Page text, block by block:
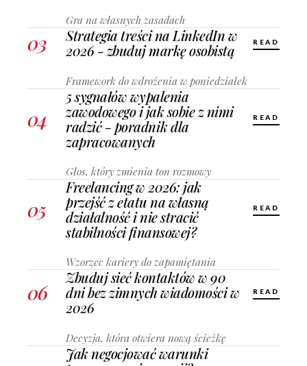
Gra na własnych zasadach
03
Strategia treści na LinkedIn w
2026 - zbuduj markę osobistą
Framework do wdrożenia w poniedziałek
READ
04
5 sygnałów wypalenia
zawodowego i jak sobie z nimi
radzić - poradnik dla
zapracowanych
Głos, który zmienia ton rozmowy
READ
05
Freelancing w 2026: jak
przejść z etatu na własną
działalność i nie stracić
stabilności finansowej?
Wzorzec kariery do zapamiętania
READ
06
Zbuduj sieć kontaktów w 90
dni bez zimnych wiadomości w
2026
Decyzja, która otwiera nową ścieżkę
READ
Jak negocjować warunki